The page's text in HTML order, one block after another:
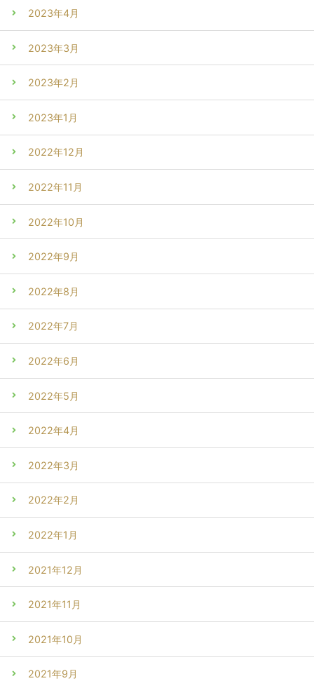
2023年4月
2023年3月
2023年2月
2023年1月
2022年12月
2022年11月
2022年10月
2022年9月
2022年8月
2022年7月
2022年6月
2022年5月
2022年4月
2022年3月
2022年2月
2022年1月
2021年12月
2021年11月
2021年10月
2021年9月